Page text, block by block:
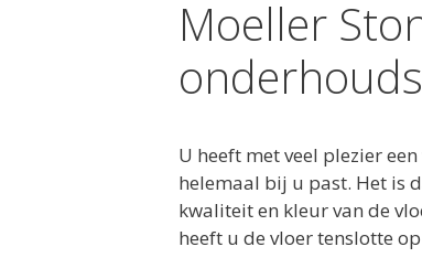
Moeller
U heeft met veel plezier
helemaal bij u past. Het is
kwaliteit en kleur van de
heeft u de vloer tenslotte